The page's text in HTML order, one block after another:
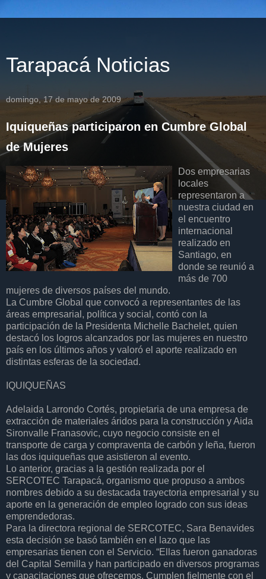
Tarapacá Noticias
domingo, 17 de mayo de 2009
Iquiqueñas participaron en Cumbre Global
de Mujeres
Dos empresarias
locales
representaron a
nuestra ciudad en
el encuentro
internacional
realizado en
Santiago, en
donde se reunió a
más de 700
mujeres de diversos países del mundo.
La Cumbre Global que convocó a representantes de las
áreas empresarial, política y social, contó con la
participación de la Presidenta Michelle Bachelet, quien
destacó los logros alcanzados por las mujeres en nuestro
país en los últimos años y valoró el aporte realizado en
distintas esferas de la sociedad.
IQUIQUEÑAS
Adelaida Larrondo Cortés, propietaria de una empresa de
extracción de materiales áridos para la construcción y Aida
Sironvalle Franasovic, cuyo negocio consiste en el
transporte de carga y compraventa de carbón y leña, fueron
las dos iquiqueñas que asistieron al evento.
Lo anterior, gracias a la gestión realizada por el
SERCOTEC Tarapacá, organismo que propuso a ambos
nombres debido a su destacada trayectoria empresarial y su
aporte en la generación de empleo logrado con sus ideas
emprendedoras.
Para la directora regional de SERCOTEC, Sara Benavides
esta decisión se basó también en el lazo que las
empresarias tienen con el Servicio. “Ellas fueron ganadoras
del Capital Semilla y han participado en diversos programas
y capacitaciones que ofrecemos. Cumplen fielmente con el